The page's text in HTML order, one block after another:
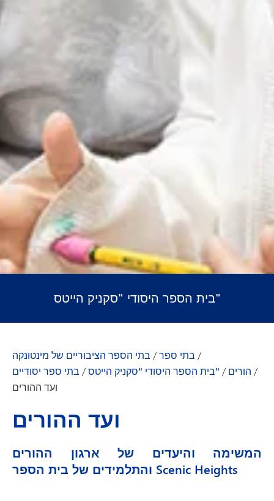
בית הספר היסודי "סקניק הייטס"
בתי הספר הציבוריים של מינטונקה /בתי ספר /
בתי ספר יסודיים / בית הספר היסודי "סקניק הייטס" / הורים /
ועד ההורים
ועד ההורים
המשימה והיעדים של ארגון ההורים
והתלמידים של בית הספר Scenic Heights